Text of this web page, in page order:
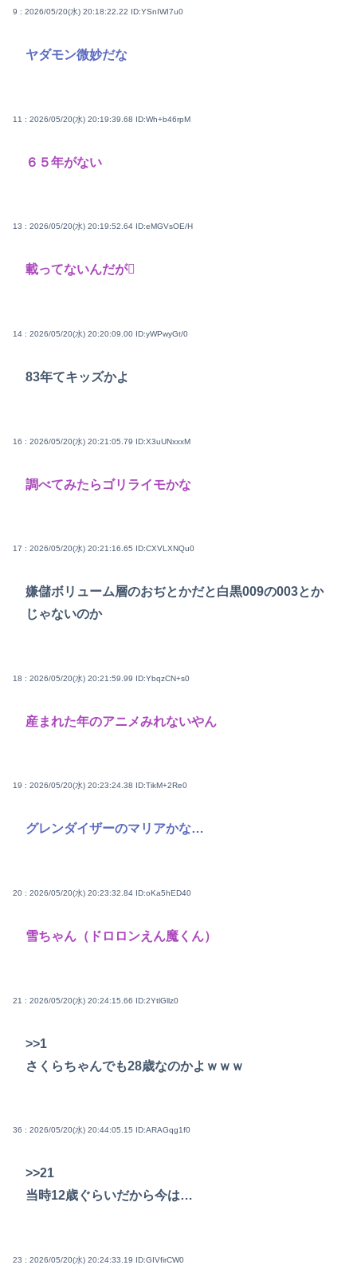
9 : 2026/05/20(水) 20:18:22.22 ID:YSnIWI7u0
ヤダモン微妙だな
11 : 2026/05/20(水) 20:19:39.68 ID:Wh+b46rpM
６５年がない
13 : 2026/05/20(水) 20:19:52.64 ID:eMGVsOE/H
載ってないんだが🫪
14 : 2026/05/20(水) 20:20:09.00 ID:yWPwyGt/0
83年てキッズかよ
16 : 2026/05/20(水) 20:21:05.79 ID:X3uUNxxxM
調べてみたらゴリライモかな
17 : 2026/05/20(水) 20:21:16.65 ID:CXVLXNQu0
嫌儲ボリューム層のおぢとかだと白黒009の003とか
じゃないのか
18 : 2026/05/20(水) 20:21:59.99 ID:YbqzCN+s0
産まれた年のアニメみれないやん
19 : 2026/05/20(水) 20:23:24.38 ID:TikM+2Re0
グレンダイザーのマリアかな…
20 : 2026/05/20(水) 20:23:32.84 ID:oKa5hED40
雪ちゃん（ドロロンえん魔くん）
21 : 2026/05/20(水) 20:24:15.66 ID:2YtlGllz0
>>1
さくらちゃんでも28歳なのかよｗｗｗ
36 : 2026/05/20(水) 20:44:05.15 ID:ARAGqg1f0
>>21
当時12歳ぐらいだから今は…
23 : 2026/05/20(水) 20:24:33.19 ID:GIVfirCW0